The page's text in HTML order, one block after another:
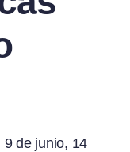
9 de junio, 14